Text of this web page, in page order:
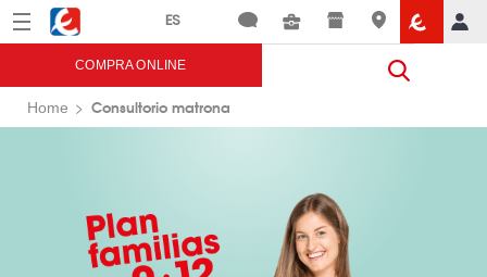
Menú Eroski
COMPRA ONLINE
Home Consultorio matrona